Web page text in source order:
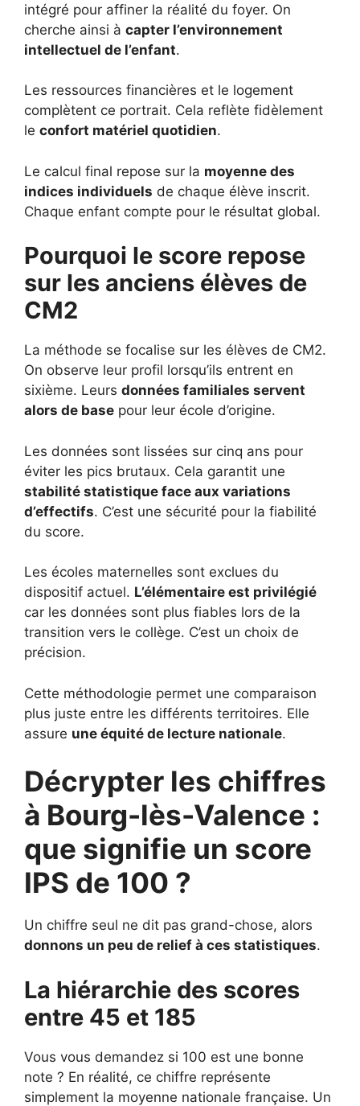
intégré pour affiner la réalité du foyer. On
cherche ainsi à capter l’environnement
intellectuel de l’enfant.
Les ressources financières et le logement
complètent ce portrait. Cela reflète fidèlement
le confort matériel quotidien.
Le calcul final repose sur la moyenne des
indices individuels de chaque élève inscrit.
Chaque enfant compte pour le résultat global.
Pourquoi le score repose
sur les anciens élèves de
CM2
La méthode se focalise sur les élèves de CM2.
On observe leur profil lorsqu’ils entrent en
sixième. Leurs données familiales servent
alors de base pour leur école d’origine.
Les données sont lissées sur cinq ans pour
éviter les pics brutaux. Cela garantit une
stabilité statistique face aux variations
d’effectifs. C’est une sécurité pour la fiabilité
du score.
Les écoles maternelles sont exclues du
dispositif actuel. L’élémentaire est privilégié
car les données sont plus fiables lors de la
transition vers le collège. C’est un choix de
précision.
Cette méthodologie permet une comparaison
plus juste entre les différents territoires. Elle
assure une équité de lecture nationale.
Décrypter les chiffres
à Bourg-lès-Valence :
que signifie un score
IPS de 100 ?
Un chiffre seul ne dit pas grand-chose, alors
donnons un peu de relief à ces statistiques.
La hiérarchie des scores
entre 45 et 185
Vous vous demandez si 100 est une bonne
note ? En réalité, ce chiffre représente
simplement la moyenne nationale française. Un